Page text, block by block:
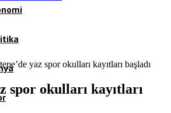
yaz spor okulları kayıtları başladı
spor okulları kayıtları